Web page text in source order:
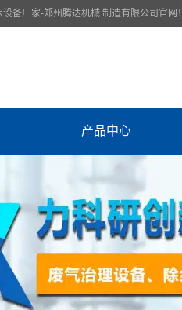
备厂家-郑州腾达机械 制造有限公司官网！
产品中心